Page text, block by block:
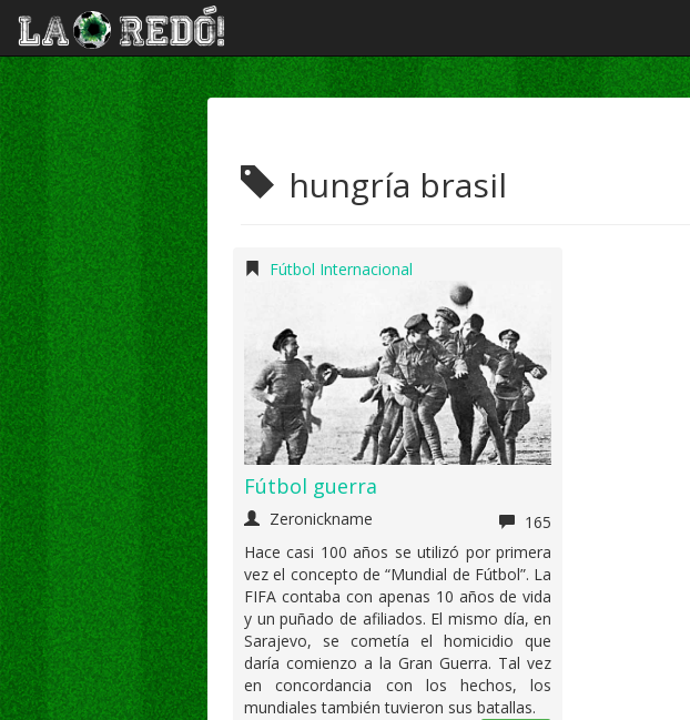
hungría brasil
Fútbol Internacional
Fútbol guerra
Zeronickname
165
Hace casi 100 años se utilizó por primera
vez el concepto de “Mundial de Fútbol”. La
FIFA contaba con apenas 10 años de vida
y un puñado de afiliados. El mismo día, en
Sarajevo, se cometía el homicidio que
daría comienzo a la Gran Guerra. Tal vez
en concordancia con los hechos, los
mundiales también tuvieron sus batallas.